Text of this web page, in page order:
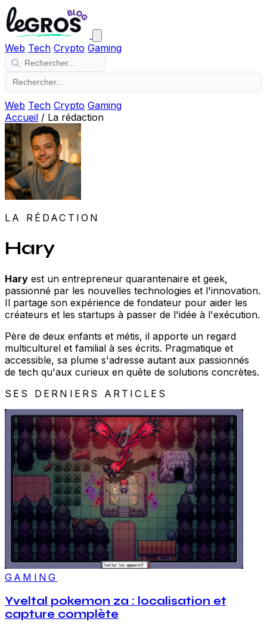
Web Tech Crypto Gaming
Web Tech Crypto Gaming
Accueil / La rédaction
LA RÉDACTION
Hary
Hary est un entrepreneur quarantenaire et geek,
passionné par les nouvelles technologies et l'innovation.
Il partage son expérience de fondateur pour aider les
créateurs et les startups à passer de l'idée à l'exécution.
Père de deux enfants et métis, il apporte un regard
multiculturel et familial à ses écrits. Pragmatique et
accessible, sa plume s'adresse autant aux passionnés
de tech qu'aux curieux en quête de solutions concrètes.
SES DERNIERS ARTICLES
GAMING
Yveltal pokemon za : localisation et
capture complète